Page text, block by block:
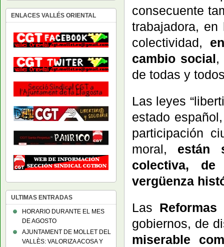
consecuente
trabajadora,
colectividad,
cambio social,
de todas y
Las leyes
estado
participación
moral, están
colectiva,
vergüenza
Las Reformas
gobiernos, de
miserable
ENLACES VALLÉS ORIENTAL
ULTIMAS ENTRADAS
HORARIO DURANTE EL MES
DE AGOSTO
AJUNTAMENT DE MOLLET DEL
VALLÈS: VALORIZA ACOSA Y